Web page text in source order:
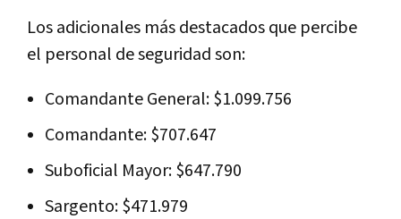
Los adicionales más destacados que percibe
el personal de seguridad son:
Comandante General: $1.099.756
Comandante: $707.647
Suboficial Mayor: $647.790
Sargento: $471.979